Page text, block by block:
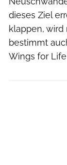
dieses Ziel
klappen, wird
bestimmt
Wings for